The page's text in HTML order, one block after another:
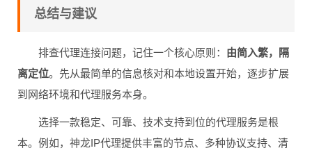
总结与建议
排查代理连接问题，记住一个核心原则： 由简入繁，隔
离定位。先从最简单的信息核对和本地设置开始，逐步扩展
到网络环境和代理服务本身。
选择一款稳定、可靠、技术支持到位的代理服务是根
本。例如，神龙IP代理提供丰富的节点、多种协议支持、清